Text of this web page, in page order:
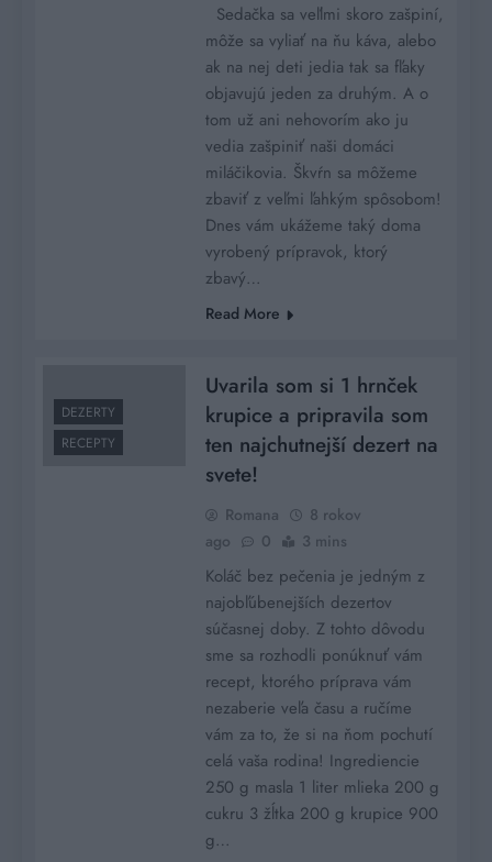
Sedačka sa veľlmi skoro zašpiní,
môže sa vyliať na ňu káva, alebo
ak na nej deti jedia tak sa fľaky
objavujú jeden za druhým. A o
tom už ani nehovorím ako ju
vedia zašpiniť naši domáci
miláčikovia. Škvŕn sa môžeme
zbaviť z veľmi ľahkým spôsobom!
Dnes vám ukážeme taký doma
vyrobený prípravok, ktorý
zbavý…
Read More
DEZERTY
RECEPTY
Uvarila som si 1 hrnček
krupice a pripravila som
ten najchutnejší dezert na
svete!
Romana
8 rokov
ago
0 3 mins
Koláč bez pečenia je jedným z
najobľúbenejších dezertov
súčasnej doby. Z tohto dôvodu
sme sa rozhodli ponúknuť vám
recept, ktorého príprava vám
nezaberie veľa času a ručíme
vám za to, že si na ňom pochutí
celá vaša rodina! Ingrediencie
250 g masla 1 liter mlieka 200 g
cukru 3 žĺtka 200 g krupice 900
g…